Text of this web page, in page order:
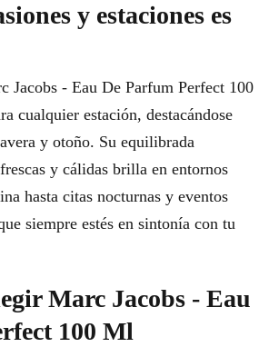
y estaciones es
Jacobs - Eau De Parfum Perfect 100
cualquier estación, destacándose
y otoño. Su equilibrada
y cálidas brilla en entornos
hasta citas nocturnas y eventos
siempre estés en sintonía con tu
Marc Jacobs - Eau
100 Ml